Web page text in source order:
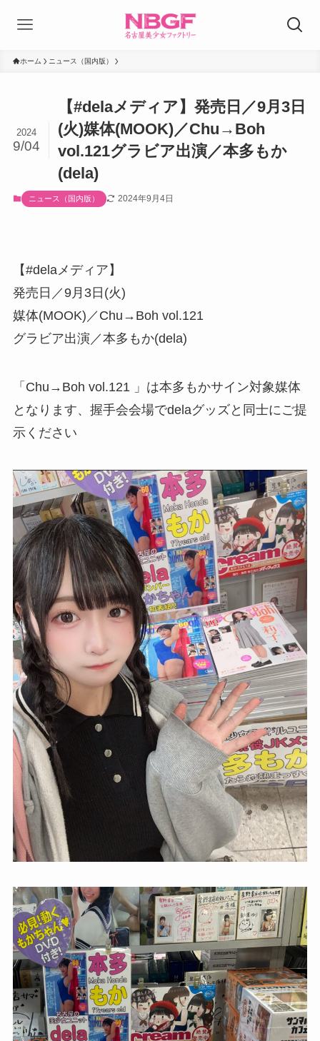
ホーム ニュース（国内版）
【#delaメディア】発売日／9月3日
(火)媒体(MOOK)／Chu→Boh
vol.121グラビア出演／本多もか
(dela)
2024
9/04
ニュース（国内版） 2024年9月4日
【#delaメディア】
発売日／9月3日(火)
媒体(MOOK)／Chu→Boh vol.121
グラビア出演／本多もか(dela)
「Chu→Boh vol.121 」は本多もかサイン対象媒体
となります、握手会会場でdelaグッズと同士にご提
示ください